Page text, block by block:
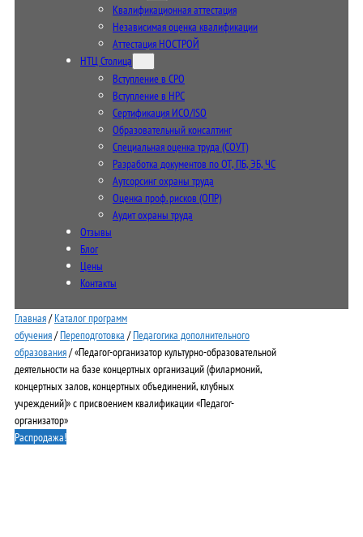
Квалификационная аттестация
Независимая оценка квалификации
Аттестация НОСТРОЙ
НТЦ Столица
Вступление в СРО
Вступление в НРС
Сертификация ИСО/ISO
Образовательный консалтинг
Специальная оценка труда (СОУТ)
Разработка документов по ОТ, ПБ, ЭБ, ЧС
Аутсорсинг охраны труда
Оценка проф. рисков (ОПР)
Аудит охраны труда
Отзывы
Блог
Цены
Контакты
Главная/Каталог программ
обучения/Переподготовка /Педагогика дополнительного
образования/ «Педагог-организатор культурно-образовательной
деятельности на базе концертных организаций (филармоний,
концертных залов, концертных объединений, клубных
учреждений)» с присвоением квалификации «Педагог-
организатор»
Распродажа!